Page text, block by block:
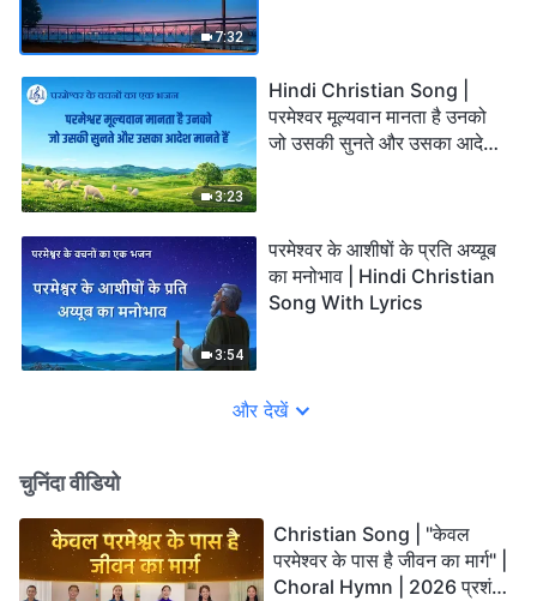
7:32
3:23
Hindi Christian Song |
परमेश्वर मूल्यवान मानता है उनको
जो उसकी सुनते और उसका आदेश
3:54
परमेश्वर के आशीषों के प्रति अय्यूब
का मनोभाव | Hindi Christian
Song With Lyrics
और देखें
चुनिंदा वीडियो
Christian Song | "केवल
परमेश्वर के पास है जीवन का मार्ग" |
Choral Hymn | 2026 प्रशंसा